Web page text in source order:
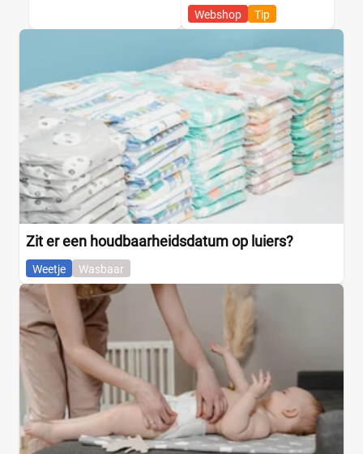
Webshop Tip
Zit er een houdbaarheidsdatum op luiers?
Weetje Wasbaar